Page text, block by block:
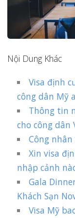
Nội Dung Khác
Visa định
công dân Mỹ
Thông tin
cho công dân
Công
Xin visa
nhập cảnh
Gala
Khách Sạn
Visa Mỹ